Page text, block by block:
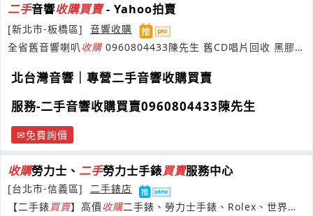
二手音響收購買賣- Yahoo拍賣
[新北市-板橋區]
音響收購
全省舊音響喇叭收購0960804433陳先生 舊CD唱片回收 黑膠唱
北台灣音響｜專營二手音響收購買賣
服務-二手音響收購買賣0960804433陳先生
免費詢價
收購勞力士、 二手勞力士手錶買賣服務中心
[台北市-信義區]
二手錶店
【二手錶買賣】高價收購二手錶、勞力士手錶、Rolex、世界名